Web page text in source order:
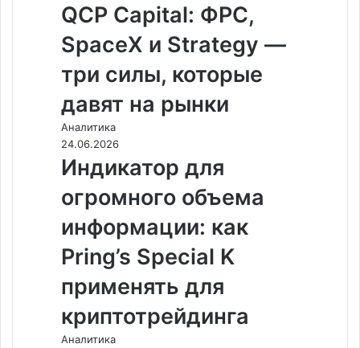
QCP Capital: ФРС,
SpaceX и Strategy —
три силы, которые
давят на рынки
Аналитика
24.06.2026
Индикатор для
огромного объема
информации: как
Pring’s Special K
применять для
криптотрейдинга
Аналитика